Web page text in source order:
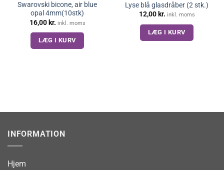
Swarovski bicone, air blue
opal 4mm(10stk)
16,00 kr. inkl. moms
LÆG I KURV
Lyse blå glasdråber (2 stk.)
12,00 kr. inkl. moms
LÆG I KURV
INFORMATION
Hjem